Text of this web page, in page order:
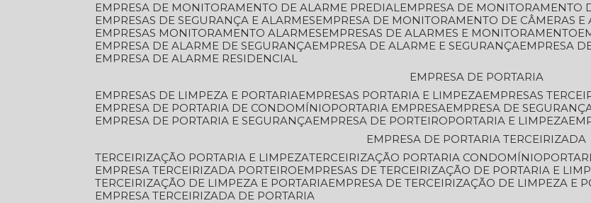
EMPRESA DE MONITORAMENTO DE ALARME PREDIAL
EMPRESA DE MONITORAMENTO
EMPRESAS DE SEGURANÇA E ALARMES
EMPRESA DE MONITORAMENTO DE CÂMERAS E
EMPRESAS MONITORAMENTO ALARMES
EMPRESAS DE ALARMES E MONITORAMENTO
EMPRESA DE ALARME DE SEGURANÇA
EMPRESA DE ALARME E SEGURANÇA
EMPRESA
EMPRESA DE ALARME RESIDENCIAL
EMPRESA DE PORTARIA
EMPRESAS DE LIMPEZA E PORTARIA
EMPRESAS PORTARIA E LIMPEZA
EMPRESAS
EMPRESA DE PORTARIA DE CONDOMÍNIO
PORTARIA EMPRESA
EMPRESA DE
EMPRESA DE PORTARIA E SEGURANÇA
EMPRESA DE PORTEIRO PORTARIA E LIMPEZA
EMPRESA DE PORTARIA TERCEIRIZADA
TERCEIRIZAÇÃO PORTARIA E LIMPEZA TERCEIRIZAÇÃO PORTARIA CONDOMÍNIO
EMPRESA TERCEIRIZADA PORTEIRO
EMPRESAS DE TERCEIRIZAÇÃO DE PORTARIA E
TERCEIRIZAÇÃO DE LIMPEZA E PORTARIA
EMPRESA DE TERCEIRIZAÇÃO DE LIMPEZA E
EMPRESA TERCEIRIZADA DE PORTARIA